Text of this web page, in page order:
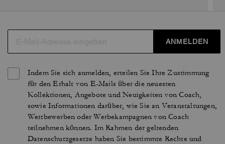
ANMELDEN
Indem Sie sich anmelden, erteilen Sie Ihre Zustimmung
für den Erhalt von E-Mails über die neuesten
Kollektionen, Angebote und Neuigkeiten von Coach,
sowie Informationen darüber, wie Sie an Veranstaltungen,
Wettbewerben oder Werbekampagnen von Coach
teilnehmen können. Im Rahmen der geltenden
Datenschutzgesetze haben Sie bestimmte Rechte und